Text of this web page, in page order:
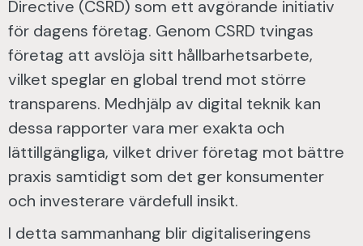
Directive (CSRD) som ett avgörande initiativ
för dagens företag. Genom CSRD tvingas
företag att avslöja sitt hållbarhetsarbete,
vilket speglar en global trend mot större
transparens. Medhjälp av digital teknik kan
dessa rapporter vara mer exakta och
lättillgängliga, vilket driver företag mot bättre
praxis samtidigt som det ger konsumenter
och investerare värdefull insikt.
I detta sammanhang blir digitaliseringens